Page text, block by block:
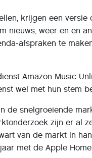
krijgen een versie
nieuws, weer en en
afspraken te
Amazon Music
wel met hun stem
de snelgroeiende
zijn er al
van de markt in
met de Apple